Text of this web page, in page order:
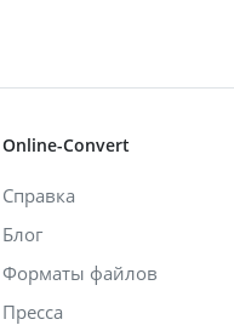
Online-Convert
Справка
Блог
Форматы файлов
Пресса